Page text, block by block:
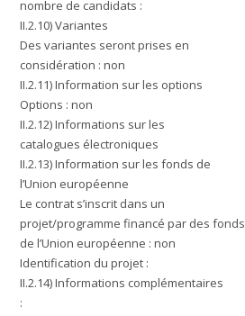
nombre de candidats :
II.2.10) Variantes
Des variantes seront prises en
considération : non
II.2.11) Information sur les options
Options : non
II.2.12) Informations sur les
catalogues électroniques
II.2.13) Information sur les fonds de
l’Union européenne
Le contrat s’inscrit dans un
projet/programme financé par des fonds
de l’Union européenne : non
Identification du projet :
II.2.14) Informations complémentaires
: